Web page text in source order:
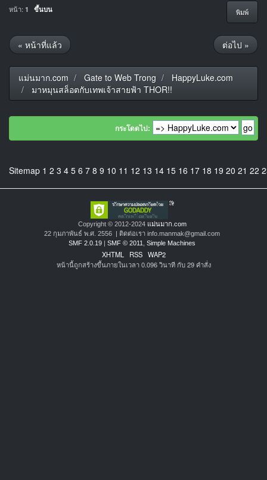
พิมพ์
หน้า: 1 ขึ้นบน
« หน้าที่แล้ว ต่อไป »
แม่นมาก.com Gate to Web Trong
HappyLuke.com
มาหมุนสล็อตกับเทพเจ้าสายฟ้า THOR!!
กระโดดไป:
Sitemap 1 2 3 4 5 6 7 8 9 10 11 12 13 14 15 16 17 18 19 20 21 22
Copyright © 2012-2024 แม่นมาก.com
22 กุมภาพันธ์ พ.ศ. 2556 | ติดต่อเรา info.manmak@gmail.com
SMF 2.0.19 | SMF © 2011 Simple Machines
XHTML RSS WAP2
หน้านี้ถูกสร้างขึ้นภายในเวลา 0.096 วินาที กับ 29 คำสั่ง